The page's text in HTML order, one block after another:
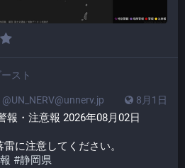
スト
8月1日
@UN_NERV@unnerv.jp
報・注意報 2026年08月02日
に注意してください。
#静岡県